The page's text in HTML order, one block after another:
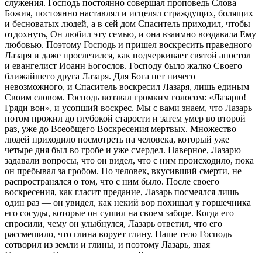
служения. Господь постоянно совершал проповедь Слова
Божия, постоянно наставлял и исцелял страждущих, болящих
и бесноватых людей, а в сей дом Спаситель приходил, чтобы
отдохнуть, Он любил эту семью, и она взаимно воздавала Ему
любовью. Поэтому Господь и пришел воскресить праведного
Лазаря и даже прослезился, как подчеркивает святой апостол
и евангелист Иоанн Богослов. Господу было жалко Своего
ближайшего друга Лазаря. Для Бога нет ничего
невозможного, и Спаситель воскресил Лазаря, лишь единым
Своим словом. Господь воззвал громким голосом: «Лазарю!
Гряди вон», и усопший воскрес. Мы с вами знаем, что Лазарь
потом прожил до глубокой старости и затем умер во второй
раз, уже до Всеобщего Воскресения мертвых. Множество
людей приходило посмотреть на человека, который уже
четыре дня был во гробе и уже смердел. Наверное, Лазарю
задавали вопросы, что он видел, что с ним происходило, пока
он пребывал за гробом. Но человек, вкусивший смерти, не
распространялся о том, что с ним было. После своего
воскресения, как гласит предание, Лазарь посмеялся лишь
один раз — он увидел, как некий вор похищал у горшечника
его сосуды, которые он сушил на своем заборе. Когда его
спросили, чему он улыбнулся, Лазарь ответил, что его
рассмешило, что глина ворует глину. Наше тело Господь
сотворил из земли и глины, и поэтому Лазарь, зная